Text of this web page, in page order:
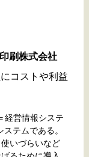
刷株式会社
コストや利益
経営情報システ
テムである。
いづらいなど